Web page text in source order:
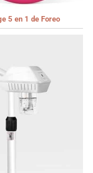
5 en 1 de Foreo